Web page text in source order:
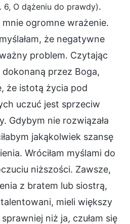
6, O dążeniu do prawdy).
mnie ogromne wrażenie.
że negatywne
problem. Czytając
dokonaną przez Boga,
że istotą życia pod
uczuć jest sprzeciw
Gdybym nie rozwiązała
jakąkolwiek szansę
Wróciłam myślami do
niższości. Zawsze,
z bratem lub siostrą,
mieli większy
niż ja, czułam się